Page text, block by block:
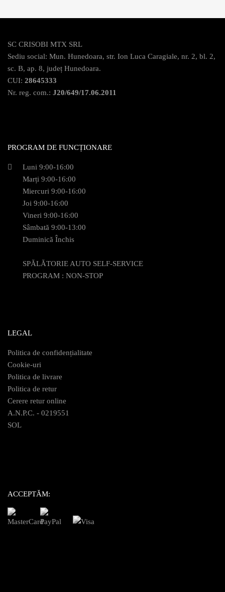
SC CRISOBI MTX SRL
Sediu social: Mun. Hunedoara, str. Ion Luca Caragiale, nr. 2, bl. 2,
sc. B, ap. 8, județ Hunedoara.
CUI: 28645333
Nr. reg. com.: J20/649/17.06.2011
PROGRAM DE FUNCȚIONARE
Luni 9:00-16:00
Marți 9:00-16:00
Miercuri 9:00-16:00
Joi 9:00-16:00
Vineri 9:00-16:00
Sâmbată 9:00-13:00
Duminică Închis
SPĂLĂTORIE AUTO SELF-SERVICE
PROGRAM : NON-STOP
LEGAL
Politica de confidențialitate
Cookie-uri
Politica de livrare
Politica de retur
Cerere retur online
A.N.P.C. - 0219551
SOL
ACCEPTĂM: